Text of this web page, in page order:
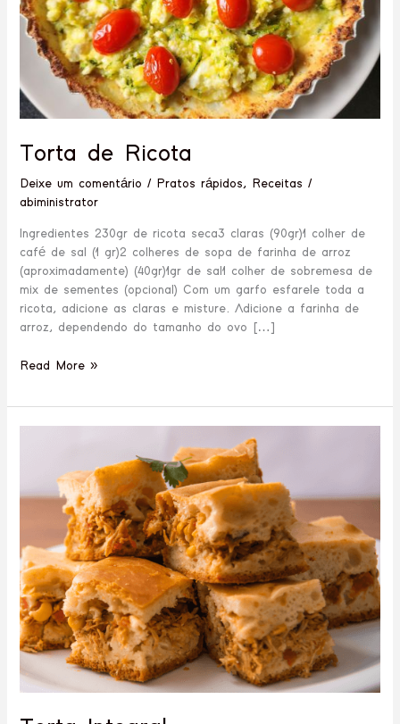
Torta de Ricota
Deixe um comentário / Pratos rápidos, Receitas /
abiministrator
Ingredientes 230gr de ricota seca3 claras (90gr)1 colher de
café de sal (1 gr)2 colheres de sopa de farinha de arroz
(aproximadamente) (40gr)1gr de sal1 colher de sobremesa de
mix de sementes (opcional) Com um garfo esfarele toda a
ricota, adicione as claras e misture. Adicione a farinha de
arroz, dependendo do tamanho do ovo […]
Read More »